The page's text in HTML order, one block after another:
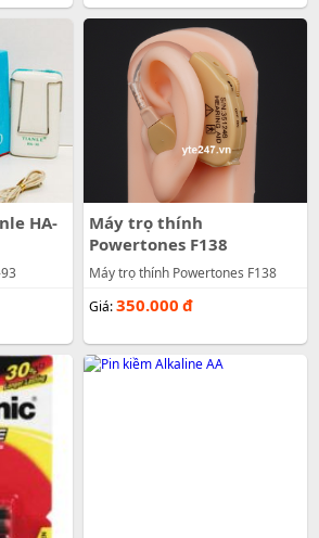
HA-
Máy trọ thính
Powertones F138
Máy trọ thính Powertones F138
Giá:350.000 đ